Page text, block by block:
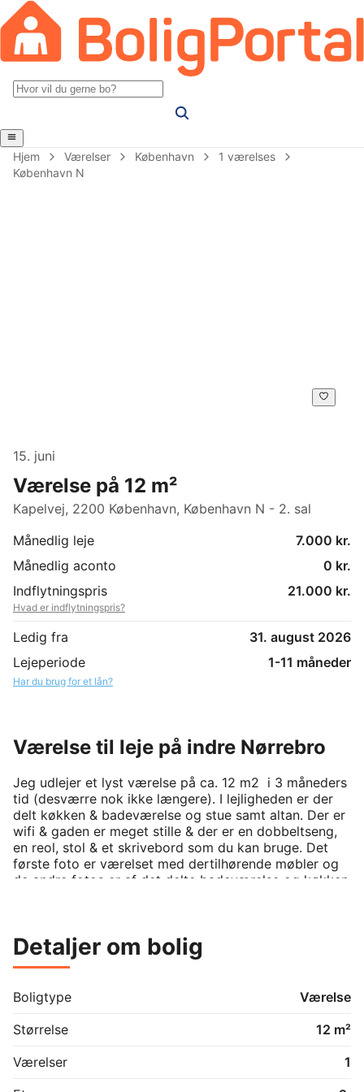
Hjem Værelser København
1 værelses
København N
15. juni
Værelse på 12 m²
Kapelvej, 2200 København, København N - 2. sal
Månedlig leje
7.000 kr.
Månedlig aconto
0 kr.
Indflytningspris
21.000 kr.
Hvad er indflytningspris?
Ledig fra
31. august 2026
Lejeperiode
1-11 måneder
Har du brug for et lån?
Værelse til leje på indre Nørrebro
Jeg udlejer et lyst værelse på ca. 12 m2  i 3 måneders
tid (desværre nok ikke længere). I lejligheden er der
delt køkken & badeværelse og stue samt altan. Der er
wifi & gaden er meget stille & der er en dobbeltseng,
en reol, stol & et skrivebord som du kan bruge. Det
første foto er værelset med dertilhørende møbler og
de andre fotos er af det delte badeværelse og køkken
med at værelset kun udlejes i 3 måneder.
I am renting out a bright room of approximately 12 m2
for 3 months. It will be available as soon as I will have
the end of August or early September and the home
Detaljer om bolig
Boligtype
Værelse
Størrelse
12 m²
Værelser
1